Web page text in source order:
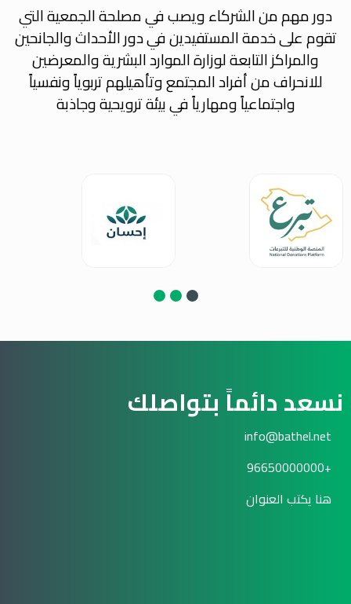
دور مهم من الشركاء ويصب في مصلحة الجمعية التي
تقوم على خدمة المستفيدين في دور الأحداث والجانحين
والمراكز التابعة لوزارة الموارد البشرية والمعرضين
للانحراف من أفراد المجتمع وتأهيلهم تربوياً ونفسياً
واجتماعياً ومهارياً في بيئة ترويحية وجاذبة
نسعد دائماً بتواصلك
info@bathel.net
+96650000000
هنا يكتب العنوان